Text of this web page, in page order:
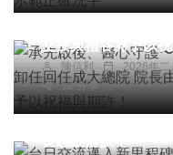
交接典禮各界予以
陳信利 2026年二
12 分享
綜合新聞
台日交流邁入新里
町簽署友好城市協